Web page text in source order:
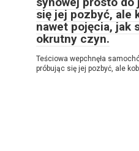
się jej pozbyć, ale
nawet pojęcia, jak
okrutny czyn.
Teściowa wepchnęła
próbując się jej pozbyć, ale